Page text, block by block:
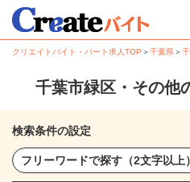
クリエイトバイト・パート求人TOP ＞千葉県＞
千葉市緑区・その他
検索条件の設定